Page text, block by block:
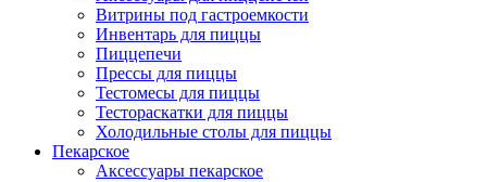
Витрины под гастроемкости
Инвентарь для пиццы
Пиццепечи
Прессы для пиццы
Тестомесы для пиццы
Тестораскатки для пиццы
Холодильные столы для пиццы
Пекарское
Аксессуары пекарское